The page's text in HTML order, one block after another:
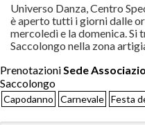
Universo Danza, Centro
è aperto tutti i giorni dalle
mercoledì e la domenica. Si
Saccolongo nella zona
Prenotazioni Sede
Saccolongo
Capodanno Carnevale Festa